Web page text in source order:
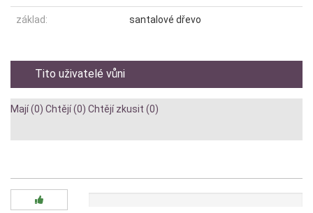
základ: santalové dřevo
Tito uživatelé vůni
Mají (0) Chtějí (0) Chtějí zkusit (0)